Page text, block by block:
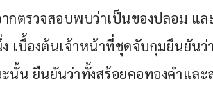
ตรวจสอบพบว่าเป็นของปลอม แล
เบื้องต้นเจ้าหน้าที่ชุดจับกุมยืนยันว่
นั้น ยืนยันว่าทั้งสร้อยคอทองคำแล